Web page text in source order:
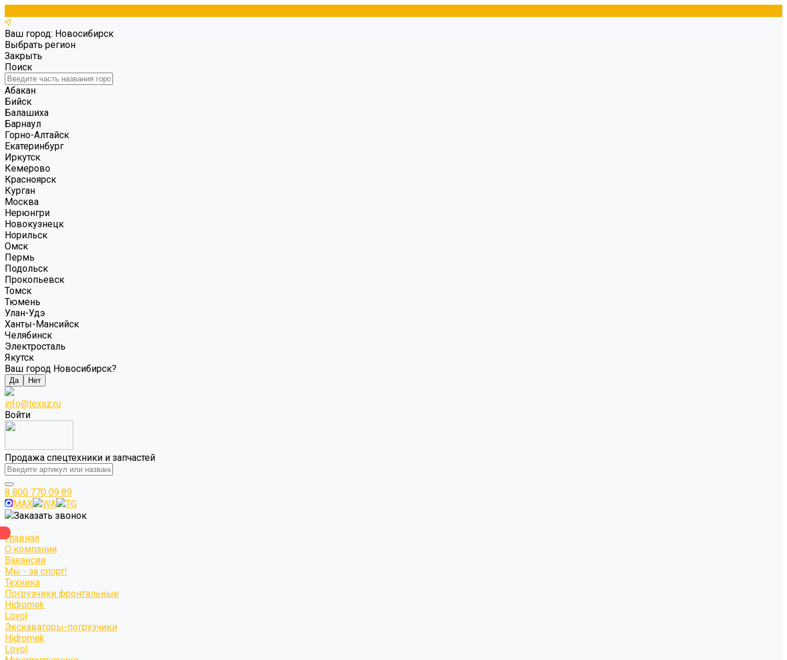
Ваш город: Новосибирск
Выбрать регион
Закрыть
Поиск
Абакан
Бийск
Балашиха
Барнаул
Горно-Алтайск
Екатеринбург
Иркутск
Кемерово
Красноярск
Курган
Москва
Нерюнгри
Новокузнецк
Норильск
Омск
Пермь
Подольск
Прокопьевск
Томск
Тюмень
Улан-Удэ
Ханты-Мансийск
Челябинск
Электросталь
Якутск
Ваш город Новосибирск?
Да Нет
info@texaz.ru
Войти
Продажа спецтехники и запчастей
8 800 770 09 89
MAX
WA
TG
Заказать звонок
Главная
О компании
Вакансии
Мы - за спорт!
Техника
Погрузчики фронтальные
Hidromek
Lovol
Экскаваторы-погрузчики
Hidromek
Lovol